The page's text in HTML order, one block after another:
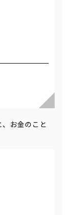
お金のこと